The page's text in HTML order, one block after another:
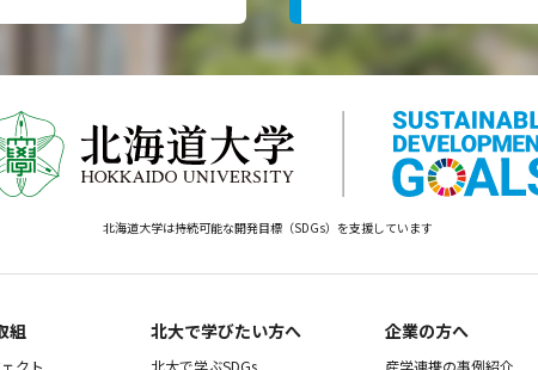
北海道大学は持続可能な開発目標（SDGs）を支援しています
組
クト
北大で学びたい方へ
北大で学ぶSDGs
企業の方へ
産学連携の事例紹介